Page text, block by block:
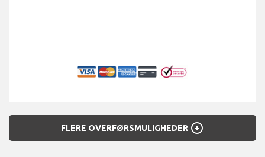
FLERE OVERFØRSMULIGHEDER arrow_circle_down